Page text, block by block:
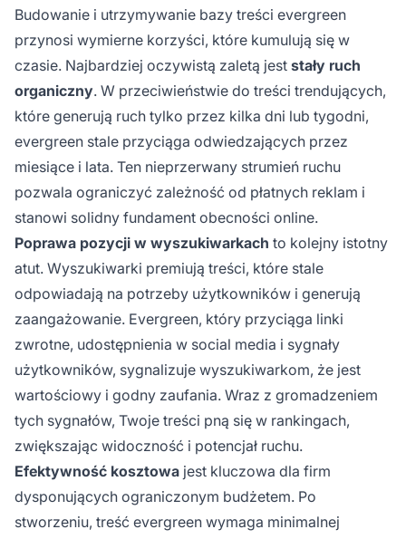
Budowanie i utrzymywanie bazy treści evergreen
przynosi wymierne korzyści, które kumulują się w
czasie. Najbardziej oczywistą zaletą jest stały ruch
organiczny. W przeciwieństwie do treści trendujących,
które generują ruch tylko przez kilka dni lub tygodni,
evergreen stale przyciąga odwiedzających przez
miesiące i lata. Ten nieprzerwany strumień ruchu
pozwala ograniczyć zależność od płatnych reklam i
stanowi solidny fundament obecności online.
Poprawa pozycji w wyszukiwarkach to kolejny istotny
atut. Wyszukiwarki premiują treści, które stale
odpowiadają na potrzeby użytkowników i generują
zaangażowanie. Evergreen, który przyciąga linki
zwrotne, udostępnienia w social media i sygnały
użytkowników, sygnalizuje wyszukiwarkom, że jest
wartościowy i godny zaufania. Wraz z gromadzeniem
tych sygnałów, Twoje treści pną się w rankingach,
zwiększając widoczność i potencjał ruchu.
Efektywność kosztowa jest kluczowa dla firm
dysponujących ograniczonym budżetem. Po
stworzeniu, treść evergreen wymaga minimalnej